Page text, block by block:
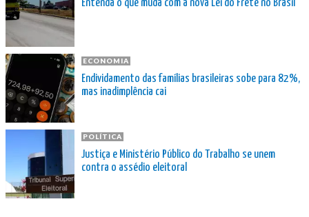
Entenda o que muda com a nova Lei do Frete no Brasil
ECONOMIA
Endividamento das famílias brasileiras sobe para 82%,
mas inadimplência cai
POLÍTICA
Justiça e Ministério Público do Trabalho se unem
contra o assédio eleitoral